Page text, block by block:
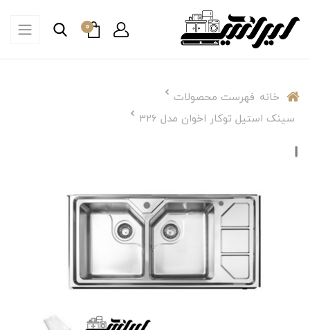
0
خانه فهرست محصولات
سینک استیل توکار اخوان مدل 326